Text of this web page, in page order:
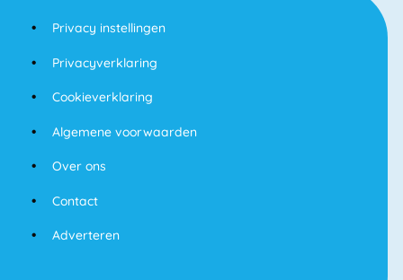
Privacy instellingen
Privacyverklaring
Cookieverklaring
Algemene voorwaarden
Over ons
Contact
Adverteren